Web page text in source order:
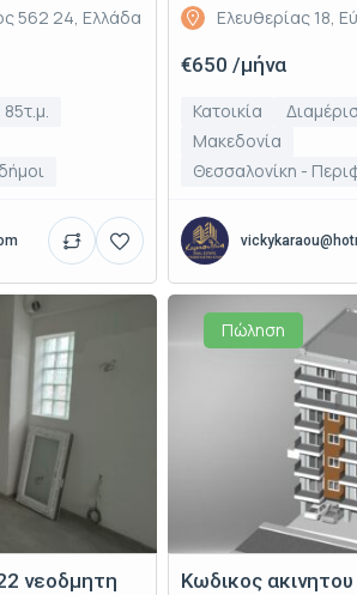
562 24, Ελλάδα
85τ.μ.
Ελευθερίας 18,
€650 /μήνα
Κατοικία
Μακεδονία
Θεσσαλονίκη -
νεοδμητη
Πώληση
Κωδικος